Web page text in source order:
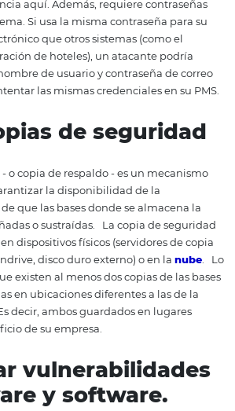
el desconocimiento de las
es una buenaprácticaimpartir
y / o recursos de seguridad
a aquellos departamentos que
en la creación y manejo de la
la propiedad
de las reglas de la política de
internos del hotel, por
resultar costoso. Por lo tanto,
las últimas tecnologías y
integradas para ayudar a
Estas tecnologías, denominadas
de intrusiones), identifican
y las bloquean
humana. Además, asegúrese de